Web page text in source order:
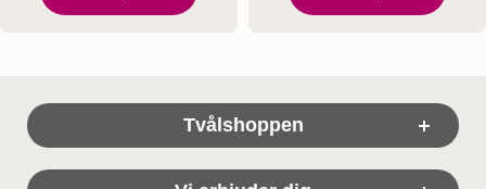
KEW Gardens Handtvål 240 g - Sandalwood & Pink
KEW Gardens
Sidfot Blandad info och länkar
Tvålshoppen